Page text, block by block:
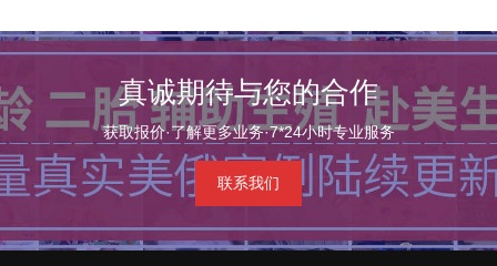
真诚期待与您的合作
获取报价·了解更多业务·7*24小时专业服务
联系我们